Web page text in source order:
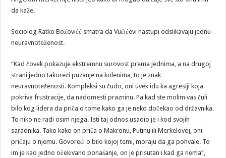
da kaže.
Sociolog Ratko Božovićć smatra da Vučićevi nastupi odslikavaju jednu
neuravnoteženost.
“Kad čovek pokazuje ekstremnu surovost prema jednima, a na drugoj
strani jedno takoreći puzanje na kolenima, to je znak
neuravnoteženosti. Kompleksi su čudo, oni uvek idu ka agresiji koja
pokriva frustracije, da nadomesti prazninu. Pa kad ste molim vas čuli
bilo kog lidera da priča o tome kako ga je neko dočekao od državnika.
To niko ne radi osim njega. Isti taj odnos usadio je i kod svojih
saradnika. Tako kako on priča o Makronu, Putinu ili Merkelovoj, oni
pričaju o njemu. Govoreći o bilo kojoj temi, moraju da ga pohvale. To
im je kao jedno očekivano ponašanje, on je prisutan i kad ga nema”,